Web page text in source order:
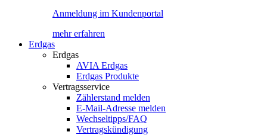
Anmeldung im Kundenportal
mehr erfahren
Erdgas
Erdgas
AVIA Erdgas
Erdgas Produkte
Vertragsservice
Zählerstand melden
E-Mail-Adresse melden
Wechseltipps/FAQ
Vertragskündigung